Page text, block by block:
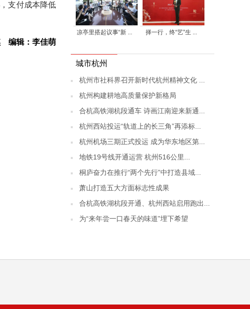
支付成本降低
编辑：李佳萌
凉亭里搭起议事“新 ... 择一行，终“艺”生 ...
城市杭州
杭州市社科界召开新时代杭州精神文化 ...
杭州构建耕地高质量保护新格局
合杭高铁湖杭段通车 诗画江南迎来新通...
杭州西站投运“轨道上的长三角”再添标...
杭州机场三期正式投运 成为华东地区第...
地铁19号线开通运营 杭州516公里...
桐庐奋力在推行“两个先行”中打造县域...
萧山打造五大方面标志性成果
合杭高铁湖杭段开通、杭州西站启用跑出...
为“来年尝一口春天的味道”埋下希望